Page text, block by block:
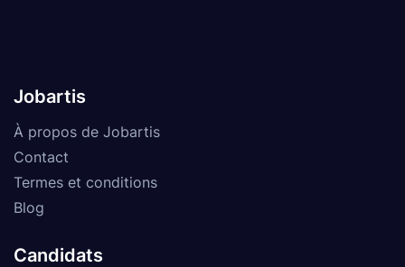
Jobartis
À propos de Jobartis
Contact
Termes et conditions
Blog
Candidats